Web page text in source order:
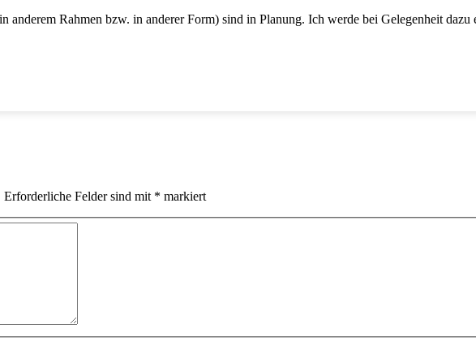
anderem Rahmen bzw. in anderer Form) sind in Planung. Ich werde bei Gelegenheit dazu
Erforderliche Felder sind mit * markiert